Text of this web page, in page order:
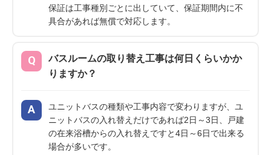
保証は工事種別ごとに出していて、保証期間内に不
具合があれば無償で対応します。
バスルームの取り替え工事は何日くらいかか
りますか？
ユニットバスの種類や工事内容で変わりますが、ユ
ニットバスの入れ替えだけであれば2日～3日、戸建
の在来浴槽からの入れ替えですと4日～6日で出来る
場合が多いです。